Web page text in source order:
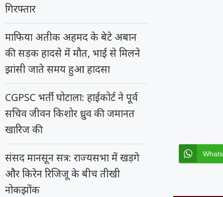
गिरफ्तार
माफिया अतीक अहमद के बेटे अबान
की सड़क हादसे में मौत, भाई से मिलने
झांसी जाते समय हुआ हादसा
CGPSC भर्ती घोटाला: हाईकोर्ट ने पूर्व
सचिव जीवन किशोर ध्रुव की जमानत
खारिज की
संसद मानसून सत्र: राज्यसभा में खड़गे
और किरेन रिजिजू के बीच तीखी
नोकझोंक